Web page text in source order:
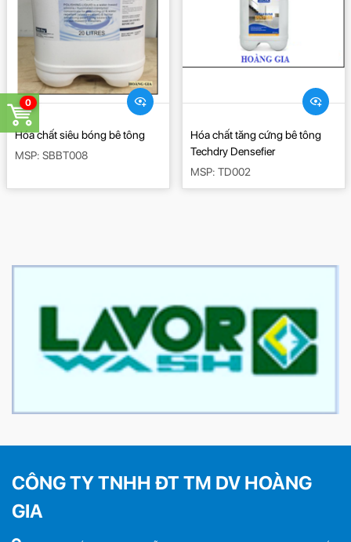
Hóa chất siêu bóng bê tông
MSP: SBBT008
Hóa chất tăng cứng bê tông
Techdry Densefier
MSP: TD002
CÔNG TY TNHH ĐT TM DV HOÀNG
GIA
0